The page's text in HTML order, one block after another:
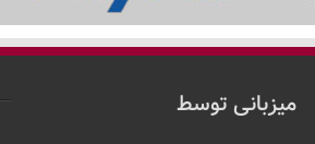
میزبانی توسط